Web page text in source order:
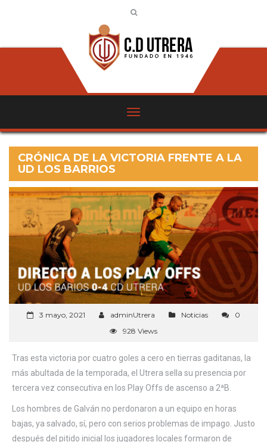
CRÓNICA DE LA VICTORIA FRENTE A LA
UD LOS BARRIOS
3 mayo, 2021 adminUtrera Noticias
0
928 Views
Tras esta victoria por cuatro goles a cero en tierras gaditanas, la
más abultada de la temporada, el Utrera sella su presencia por
tercera vez consecutiva en los Play Offs de ascenso a 2ªB.
Los hombres de Galván no perdonaron a un equipo en horas
bajas, ya salvado, sí, pero con serios problemas de impago. Justo
después del pitido inicial los jugadores locales formaron de